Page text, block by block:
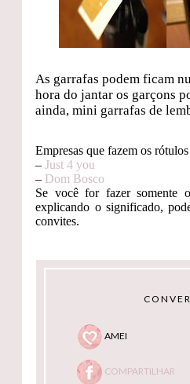
As garrafas podem ficam
hora do jantar os garçons
ainda, mini garrafas de
Empresas que fazem os
–Just 4 you
– Dom Bosco
Se você for fazer somente
explicando o significado,
convites.
AMEI
COMPARTILHAR